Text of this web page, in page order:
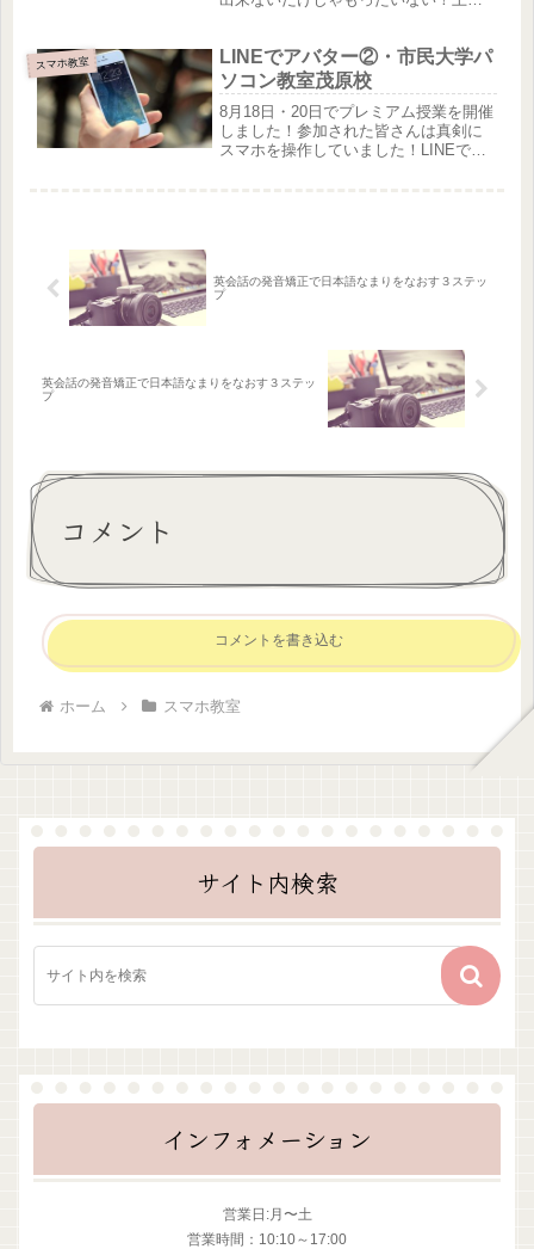
ってみませんか?基本的な操作から、ア
プリ（LINE・F...
スマホ教室
LINEでアバター②・市民大学パ
ソコン教室茂原校
8月18日・20日でプレミアム授業を開催
しました！参加された皆さんは真剣に
スマホを操作していました！LINEでア
英会話の発音矯正で日本語なまりをなおす３ステッ
プ
英会話の発音矯正で日本語なまりをなおす３ステッ
プ
コメント
コメントを書き込む
ホーム スマホ教室
サイト内検索
インフォメーション
営業日:月〜土
営業時間：10:10～17:00